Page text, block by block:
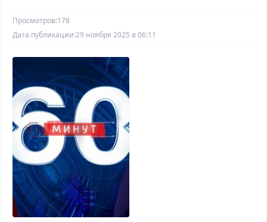
Просмотров:178
Дата публикации:29 ноября 2025 в 06:11